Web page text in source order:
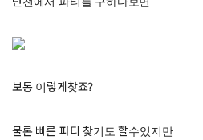
보통 이렇게찾죠?
물론 빠른 파티 찾기도 할수있지만